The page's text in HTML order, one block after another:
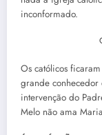
inconformado.
Os católicos
grande conhecedor
intervenção do
Melo não ama